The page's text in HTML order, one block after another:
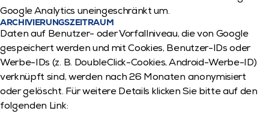
Google Analytics uneingeschränkt um.
ARCHIVIERUNGSZEITRAUM
Daten auf Benutzer- oder Vorfallniveau, die von Google
gespeichert werden und mit Cookies, Benutzer-IDs oder
Werbe-IDs (z. B. DoubleClick-Cookies, Android-Werbe-ID)
verknüpft sind, werden nach 26 Monaten anonymisiert
oder gelöscht. Für weitere Details klicken Sie bitte auf den
folgenden Link: